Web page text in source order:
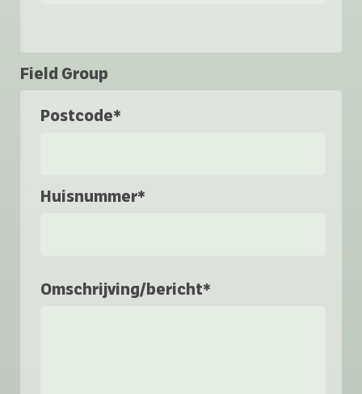
Field Group
Postcode*
Huisnummer*
Omschrijving/bericht*